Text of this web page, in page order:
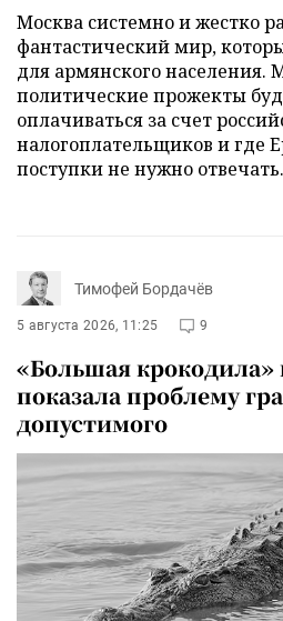
Москва системно и жестко
фантастический мир,
для армянского населения.
политические прожекты
оплачиваться за счет
налогоплательщиков и где
поступки не нужно отвечать.
Тимофей Бордачёв
5 августа 2026, 11:25 9
«Большая крокодила»
показала проблему
допустимого